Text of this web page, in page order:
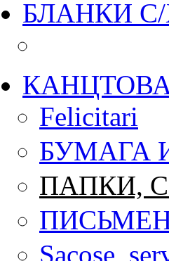
БЛАНКИ
Felicitari
БУМАГА
ПАПКИ,
Sacoșe,